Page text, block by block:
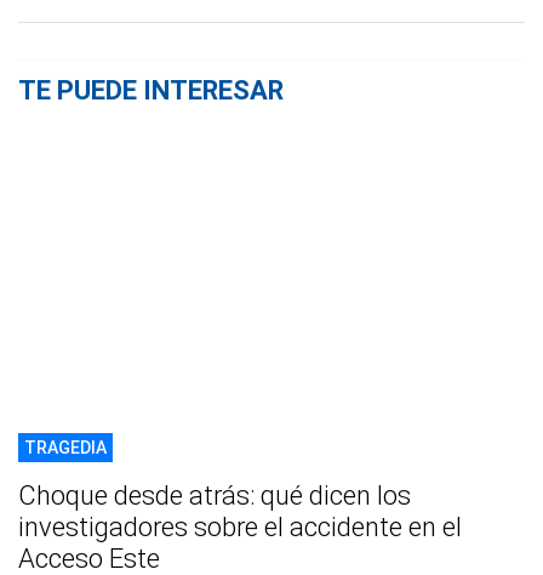
TE PUEDE INTERESAR
TRAGEDIA
Choque desde atrás: qué dicen los
investigadores sobre el accidente en el
Acceso Este